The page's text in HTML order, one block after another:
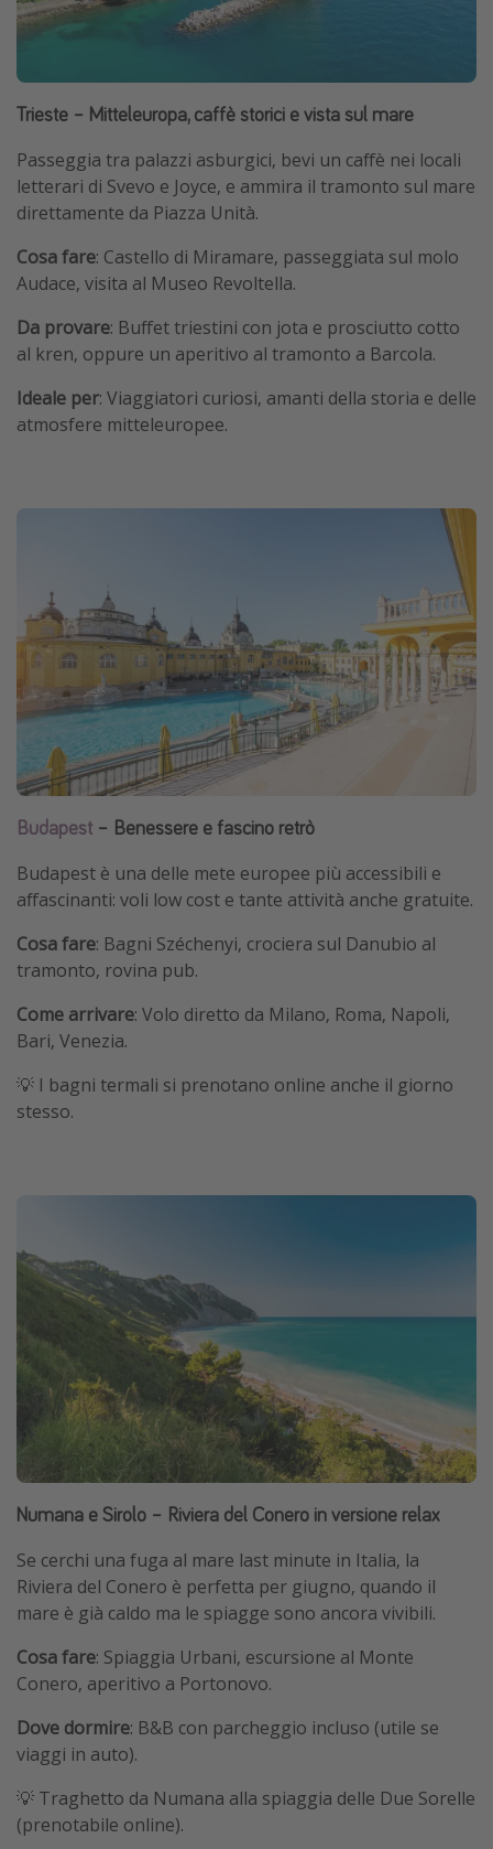
Trieste – Mitteleuropa, caffè storici e vista sul mare
Passeggia tra palazzi asburgici, bevi un caffè nei locali
letterari di Svevo e Joyce, e ammira il tramonto sul mare
direttamente da Piazza Unità.
Cosa fare: Castello di Miramare, passeggiata sul molo
Audace, visita al Museo Revoltella.
Da provare: Buffet triestini con jota e prosciutto cotto
al kren, oppure un aperitivo al tramonto a Barcola.
Ideale per: Viaggiatori curiosi, amanti della storia e delle
atmosfere mitteleuropee.
Budapest – Benessere e fascino retrò
Budapest è una delle mete europee più accessibili e
affascinanti: voli low cost e tante attività anche gratuite.
Cosa fare: Bagni Széchenyi, crociera sul Danubio al
tramonto, rovina pub.
Come arrivare: Volo diretto da Milano, Roma, Napoli,
Bari, Venezia.
💡 I bagni termali si prenotano online anche il giorno
stesso.
Numana e Sirolo – Riviera del Conero in versione relax
Se cerchi una fuga al mare last minute in Italia, la
Riviera del Conero è perfetta per giugno, quando il
mare è già caldo ma le spiagge sono ancora vivibili.
Cosa fare: Spiaggia Urbani, escursione al Monte
Conero, aperitivo a Portonovo.
Dove dormire: B&B con parcheggio incluso (utile se
viaggi in auto).
💡 Traghetto da Numana alla spiaggia delle Due Sorelle
(prenotabile online).